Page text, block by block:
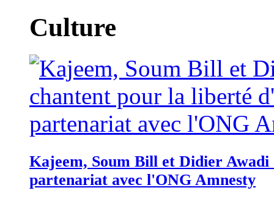
Culture
Kajeem, Soum Bill et Didier
partenariat avec l'ONG Amnesty